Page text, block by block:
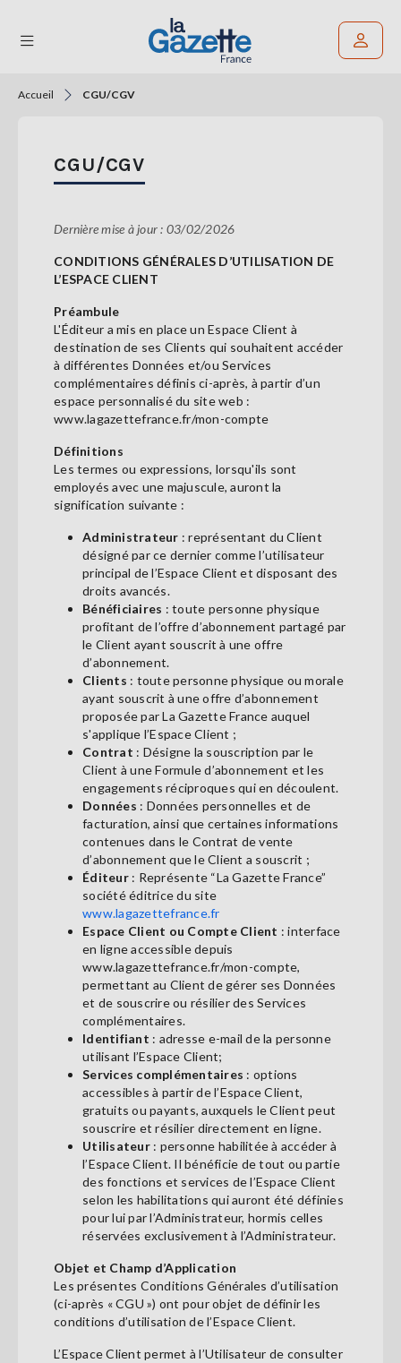
RÉGIONS
FORMATS
TENDANCES
SERVICES
GAZETTE
Se
S'abonner
Accueil CGU/CGV
CGU/CGV
Dernière mise à jour : 03/02/2026
CONDITIONS GÉNÉRALES D’UTILISATION DE
L’ESPACE CLIENT
Préambule
L'Éditeur a mis en place un Espace Client à
destination de ses Clients qui souhaitent accéder
à différentes Données et/ou Services
complémentaires définis ci-après, à partir d’un
espace personnalisé du site web :
www.lagazettefrance.fr/mon-compte
Définitions
Les termes ou expressions, lorsqu'ils sont
employés avec une majuscule, auront la
signification suivante :
Administrateur : représentant du Client
désigné par ce dernier comme l’utilisateur
principal de l’Espace Client et disposant des
droits avancés.
Bénéficiaires : toute personne physique
profitant de l’offre d’abonnement partagé par
le Client ayant souscrit à une offre
d’abonnement.
Clients : toute personne physique ou morale
ayant souscrit à une offre d’abonnement
proposée par La Gazette France auquel
s'applique l’Espace Client ;
Contrat : Désigne la souscription par le
Client à une Formule d’abonnement et les
engagements réciproques qui en découlent.
Données : Données personnelles et de
facturation, ainsi que certaines informations
contenues dans le Contrat de vente
d’abonnement que le Client a souscrit ;
Éditeur : Représente “La Gazette France”
société éditrice du site
www.lagazettefrance.fr
Espace Client ou Compte Client : interface
en ligne accessible depuis
www.lagazettefrance.fr/mon-compte,
permettant au Client de gérer ses Données
et de souscrire ou résilier des Services
complémentaires.
Identifiant : adresse e-mail de la personne
utilisant l’Espace Client;
Services complémentaires : options
accessibles à partir de l’Espace Client,
gratuits ou payants, auxquels le Client peut
souscrire et résilier directement en ligne.
Utilisateur : personne habilitée à accéder à
l’Espace Client. Il bénéficie de tout ou partie
des fonctions et services de l’Espace Client
selon les habilitations qui auront été définies
pour lui par l’Administrateur, hormis celles
réservées exclusivement à l’Administrateur.
Objet et Champ d’Application
Les présentes Conditions Générales d’utilisation
(ci-après « CGU ») ont pour objet de définir les
conditions d’utilisation de l’Espace Client.
L’Espace Client permet à l’Utilisateur de consulter